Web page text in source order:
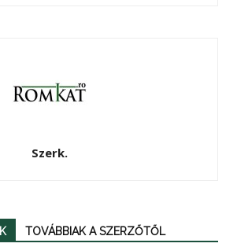
Szerk.
TOVÁBBIAK A SZERZŐTŐL